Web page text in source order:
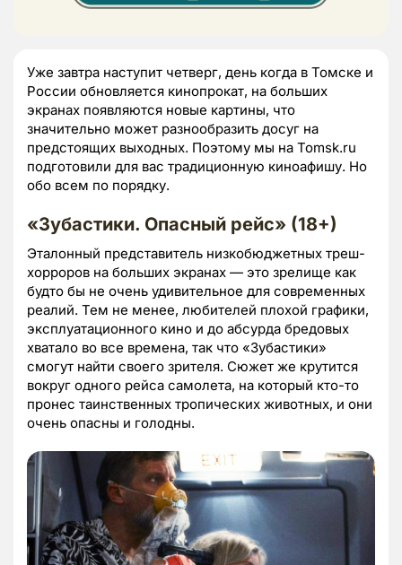
Уже завтра наступит четверг, день когда в Томске и
России обновляется кинопрокат, на больших
экранах появляются новые картины, что
значительно может разнообразить досуг на
предстоящих выходных. Поэтому мы на Tomsk.ru
подготовили для вас традиционную киноафишу. Но
обо всем по порядку.
«Зубастики. Опасный рейс» (18+)
Эталонный представитель низкобюджетных треш-
хорроров на больших экранах — это зрелище как
будто бы не очень удивительное для современных
реалий. Тем не менее, любителей плохой графики,
эксплуатационного кино и до абсурда бредовых
хватало во все времена, так что «Зубастики»
смогут найти своего зрителя. Сюжет же крутится
вокруг одного рейса самолета, на который кто-то
пронес таинственных тропических животных, и они
очень опасны и голодны.